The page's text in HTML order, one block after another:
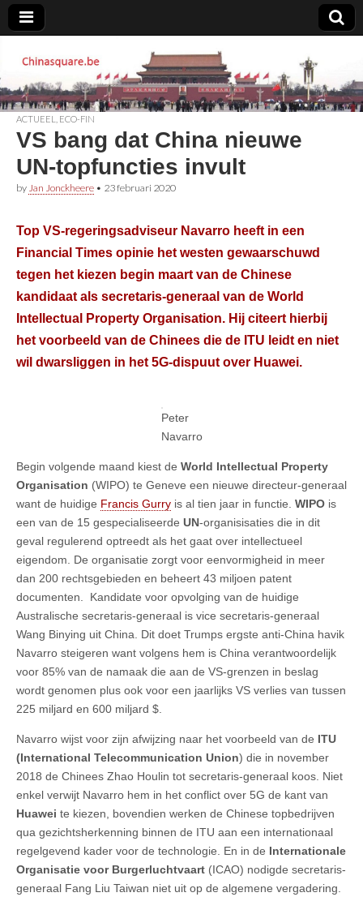
Chinasquare.be
ACTUEEL ECO-FIN
VS bang dat China nieuwe
UN-topfuncties invult
by Jan Jonckheere • 23 februari 2020
Top VS-regeringsadviseur Navarro heeft in een
Financial Times opinie het westen gewaarschuwd
tegen het kiezen begin maart van de Chinese
kandidaat als secretaris-generaal van de World
Intellectual Property Organisation. Hij citeert hierbij
het voorbeeld van de Chinees die de ITU leidt en niet
wil dwarsliggen in het 5G-dispuut over Huawei.
Peter
Navarro
Begin volgende maand kiest de World Intellectual Property
Organisation (WIPO) te Geneve een nieuwe directeur-generaal
want de huidige Francis Gurry is al tien jaar in functie. WIPO is
een van de 15 gespecialiseerde UN-organisisaties die in dit
geval regulerend optreedt als het gaat over intellectueel
eigendom. De organisatie zorgt voor eenvormigheid in meer
dan 200 rechtsgebieden en beheert 43 miljoen patent
documenten. Kandidate voor opvolging van de huidige
Australische secretaris-generaal is vice secretaris-generaal
Wang Binying uit China. Dit doet Trumps ergste anti-China havik
Navarro steigeren want volgens hem is China verantwoordelijk
voor 85% van de namaak die aan de VS-grenzen in beslag
wordt genomen plus ook voor een jaarlijks VS verlies van tussen
225 miljard en 600 miljard $.
Navarro wijst voor zijn afwijzing naar het voorbeeld van de ITU
(International Telecommunication Union) die in november
2018 de Chinees Zhao Houlin tot secretaris-generaal koos. Niet
enkel verwijt Navarro hem in het conflict over 5G de kant van
Huawei te kiezen, bovendien werken de Chinese topbedrijven
qua gezichtsherkenning binnen de ITU aan een internationaal
regelgevend kader voor de technologie. En in de Internationale
Organisatie voor Burgerluchtvaart (ICAO) nodigde secretaris-
generaal Fang Liu Taiwan niet uit op de algemene vergadering.